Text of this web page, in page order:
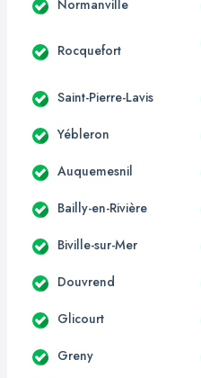
Normanville
Rocquefort
Saint-Pierre-Lavis
Yébleron
Auquemesnil
Bailly-en-Rivière
Biville-sur-Mer
Douvrend
Glicourt
Greny